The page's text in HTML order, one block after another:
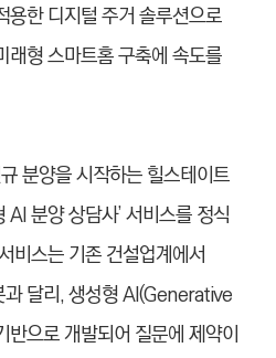
용한 디지털 주거 솔루션으로
형 스마트홈 구축에 속도를
분양을 시작하는 힐스테이트
분양 상담사’ 서비스를 정식
비스는 기존 건설업계에서
달리, 생성형 AI(Generative
으로 개발되어 질문에 제약이